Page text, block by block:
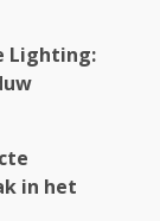
Lighting:
in het